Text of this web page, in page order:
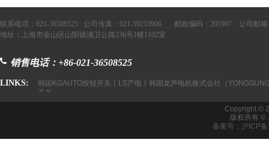
销售电话：+86-021-36508525
LINKS:
韩国KGAUTO按钮开关丨LS产电丨韩国龙声电机株式会社（
开关
联系电话：021-36508525 公司传真：021-59253906 邮政编码：201907 公司邮
地址：上海市金山区山阳镇浦卫公路236号1幢1102室
Copyright ©
版权所有
备案号：沪ICP